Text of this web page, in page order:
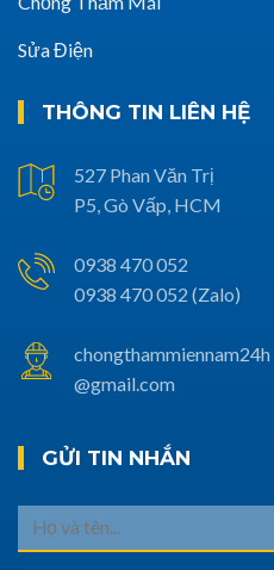
Sửa Điện
THÔNG TIN LIÊN HỆ
527 Phan Văn Trị
P5, Gò Vấp, HCM
0938 470 052
0938 470 052 (Zalo)
chongthammiennam24h
@gmail.com
GỬI TIN NHẮN